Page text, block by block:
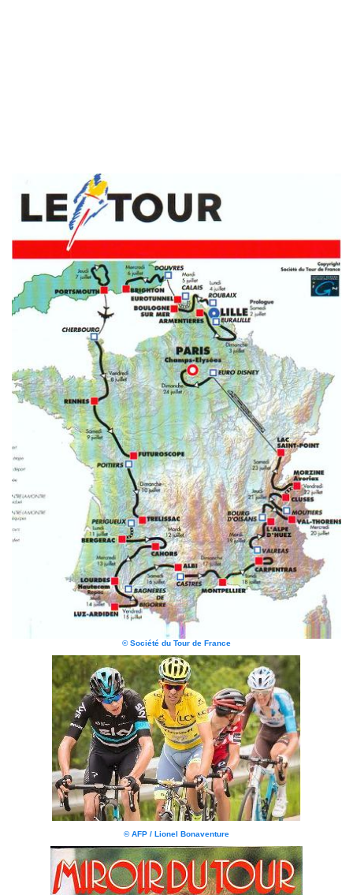
© Société du Tour de France
© AFP / Lionel Bonaventure